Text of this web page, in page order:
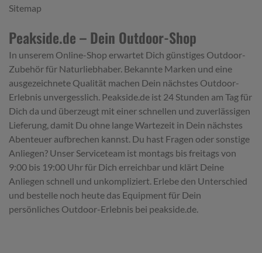
Sitemap
Peakside.de – Dein Outdoor-Shop
In unserem Online-Shop erwartet Dich günstiges Outdoor-
Zubehör für Naturliebhaber. Bekannte Marken und eine
ausgezeichnete Qualität machen Dein nächstes Outdoor-
Erlebnis unvergesslich. Peakside.de ist 24 Stunden am Tag für
Dich da und überzeugt mit einer schnellen und zuverlässigen
Lieferung, damit Du ohne lange Wartezeit in Dein nächstes
Abenteuer aufbrechen kannst. Du hast Fragen oder sonstige
Anliegen? Unser Serviceteam ist montags bis freitags von
9:00 bis 19:00 Uhr für Dich erreichbar und klärt Deine
Anliegen schnell und unkompliziert. Erlebe den Unterschied
und bestelle noch heute das Equipment für Dein
persönliches Outdoor-Erlebnis bei peakside.de.